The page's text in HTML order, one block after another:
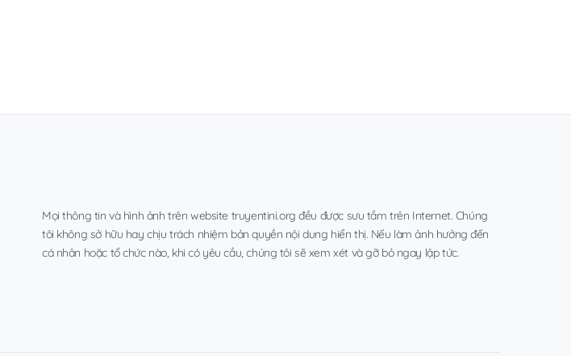
Mọi thông tin và hình ảnh trên website truyentini.org đều được sưu tầm trên Internet. Chúng
tôi không sở hữu hay chịu trách nhiệm bản quyền nội dung hiển thị. Nếu làm ảnh hưởng đến
cá nhân hoặc tổ chức nào, khi có yêu cầu, chúng tôi sẽ xem xét và gỡ bỏ ngay lập tức.